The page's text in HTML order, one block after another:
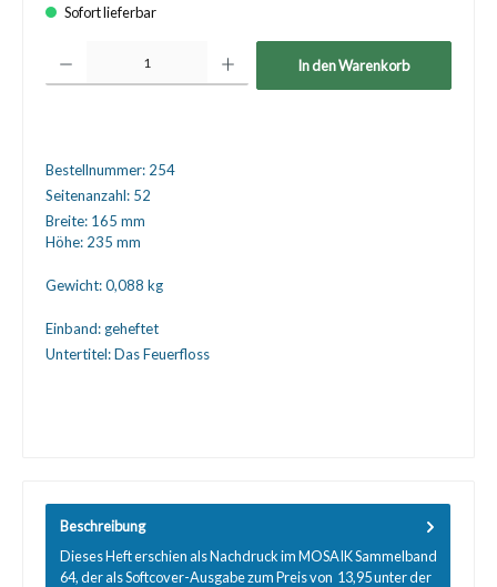
Sofort lieferbar
In den Warenkorb
Bestellnummer: 254
Seitenanzahl: 52
Breite: 165 mm
Höhe: 235 mm
Gewicht:0,088 kg
Einband: geheftet
Untertitel:Das Feuerfloss
Beschreibung
Dieses Heft erschien als Nachdruck im MOSAIK Sammelband
64, der als Softcover-Ausgabe zum Preis von  13,95 unter der